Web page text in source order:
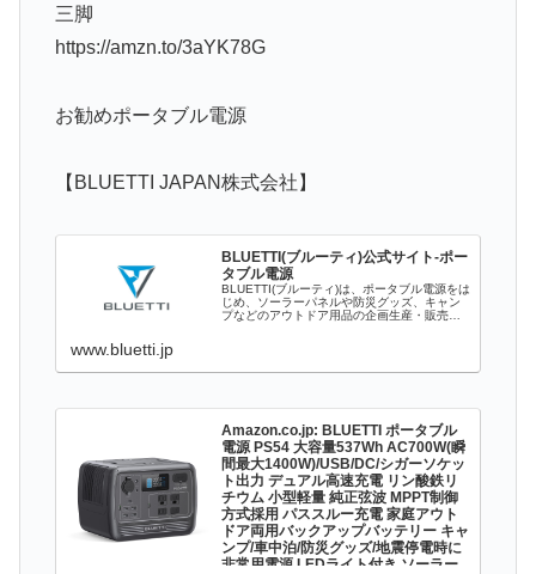
三脚
https://amzn.to/3aYK78G
お勧めポータブル電源
【BLUETTI JAPAN株式会社】
BLUETTI(ブルーティ)公式サイト-ポー
タブル電源
BLUETTI(ブルーティ)は、ポータブル電源をは
じめ、ソーラーパネルや防災グッズ、キャン
プなどのアウトドア用品の企画生産・販売を
www.bluetti.jp
Amazon.co.jp: BLUETTI ポータブル
電源 PS54 大容量537Wh AC700W(瞬
間最大1400W)/USB/DC/シガーソケッ
ト出力 デュアル高速充電 リン酸鉄リ
チウム 小型軽量 純正弦波 MPPT制御
方式採用 パススルー充電 家庭アウト
ドア両用バックアップバッテリー キャ
ンプ/車中泊/防災グッズ/地震停電時に
非常用電源 LEDライト付き ソーラー